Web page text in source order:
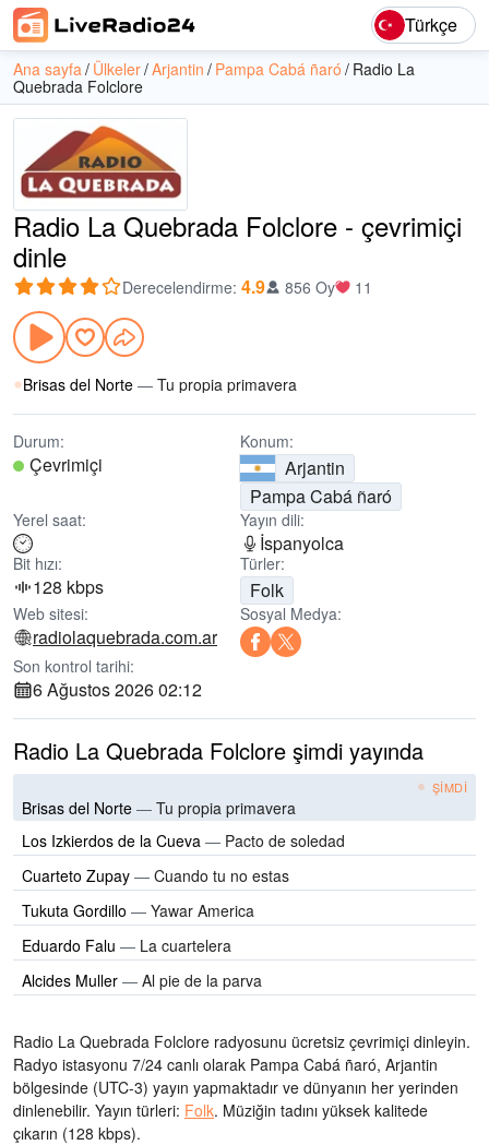
Türkçe
Ana sayfa Ülkeler Arjantin Pampa Cabá ñaró Radio La
Quebrada Folclore
Radio La Quebrada Folclore - çevrimiçi
dinle
Derecelendirme: 4.9 856 Oy 11
Brisas del Norte — Tu propia primavera
Durum:
Çevrimiçi
Konum:
Arjantin
Pampa Cabá ñaró
Yerel saat: Yayın dili:
İspanyolca
Bit hızı:
128 kbps
Türler:
Folk
Web sitesi:
radiolaquebrada.com.ar
Sosyal Medya:
Son kontrol tarihi:
6 Ağustos 2026 02:12
Radio La Quebrada Folclore şimdi yayında
ŞIMDI
Brisas del Norte — Tu propia primavera
Los Izkierdos de la Cueva — Pacto de soledad
Cuarteto Zupay — Cuando tu no estas
Tukuta Gordillo — Yawar America
Eduardo Falu — La cuartelera
Alcides Muller — Al pie de la parva
Radio La Quebrada Folclore radyosunu ücretsiz çevrimiçi dinleyin.
Radyo istasyonu 7/24 canlı olarak Pampa Cabá ñaró, Arjantin
bölgesinde (UTC-3) yayın yapmaktadır ve dünyanın her yerinden
dinlenebilir. Yayın türleri: Folk. Müziğin tadını yüksek kalitede
çıkarın (128 kbps).